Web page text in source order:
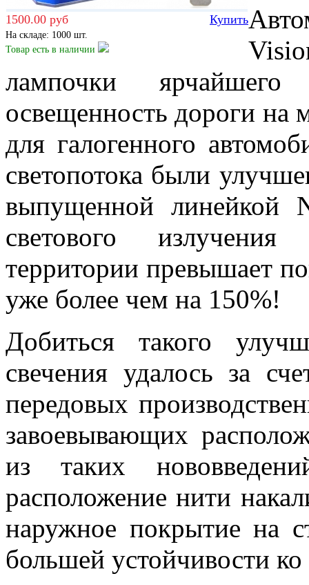
1500.00 руб Купить
На складе: 1000 шт.
Товар есть в наличии
лампочки ярчайшего
освещенность дороги на
для галогенного
светопотока были
выпущенной линейкой
светового
территории превышает
уже более чем на 150%!
Добиться такого
свечения удалось за
передовых
завоевывающих
из таких
расположение нити
наружное покрытие на
большей устойчивости